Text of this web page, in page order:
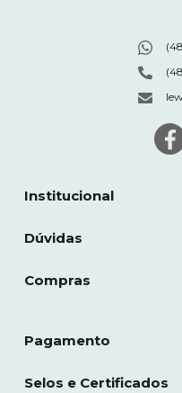
Institucional
Dúvidas
Compras
Pagamento
Selos e Certificados